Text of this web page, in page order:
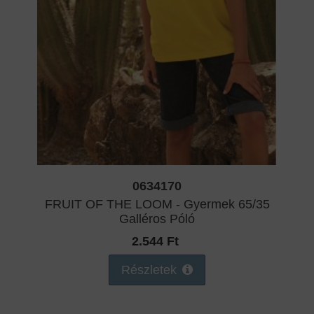
0634170
FRUIT OF THE LOOM - Gyermek 65/35
Galléros Póló
2.544 Ft
Részletek